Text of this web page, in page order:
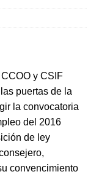
CCOO y CSIF
puertas de la
la convocatoria
del 2016
de ley
convencimiento